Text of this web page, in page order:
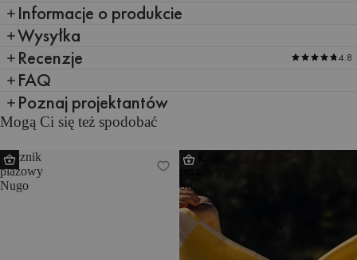
Informacje o produkcie
Wysyłka
Recenzje
4.8
FAQ
Poznaj projektantów
Mogą Ci się też spodobać
Ręcznik
plażowy
Nugo
Ręcznik
Su